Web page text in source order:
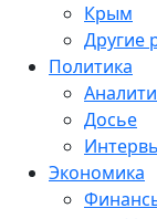
Крым
Другие
Политика
Досье
Экономика